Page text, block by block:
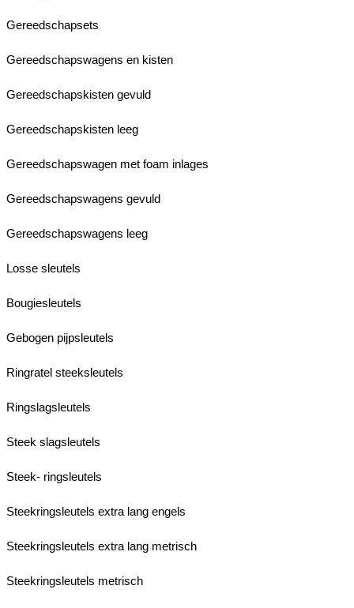
Gereedschapsets
Gereedschapswagens en kisten
Gereedschapskisten gevuld
Gereedschapskisten leeg
Gereedschapswagen met foam inlages
Gereedschapswagens gevuld
Gereedschapswagens leeg
Losse sleutels
Bougiesleutels
Gebogen pijpsleutels
Ringratel steeksleutels
Ringslagsleutels
Steek slagsleutels
Steek- ringsleutels
Steekringsleutels extra lang engels
Steekringsleutels extra lang metrisch
Steekringsleutels metrisch